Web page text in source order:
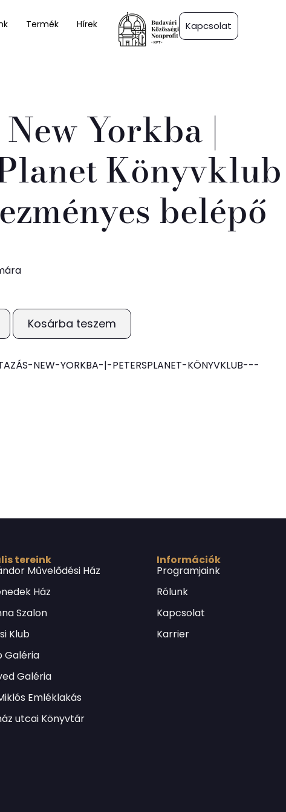
Termék
Hírek
Kapcsolat
Yorkba |
Könyvklub
belépő
Kosárba teszem
NEW-YORKBA-|-PETERSPLANET-KÖNYVKLUB---
tereink
Művelődési Ház
Ház
Szalon
Klub
Galéria
Galéria
Emléklakás
utcai Könyvtár
Információk
Programjaink
Rólunk
Kapcsolat
Karrier